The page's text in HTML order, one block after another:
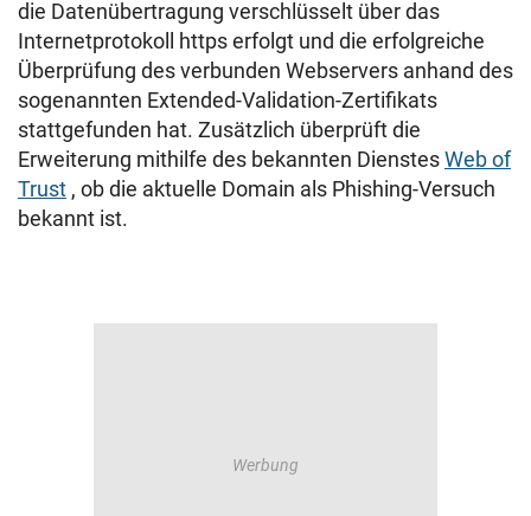
die Datenübertragung verschlüsselt über das
Internetprotokoll https erfolgt und die erfolgreiche
Überprüfung des verbunden Webservers anhand des
sogenannten Extended-Validation-Zertifikats
stattgefunden hat. Zusätzlich überprüft die
Erweiterung mithilfe des bekannten DienstesWeb of
Trust , ob die aktuelle Domain als Phishing-Versuch
bekannt ist.